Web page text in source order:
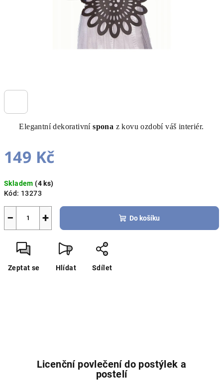
Elegantní dekorativníspona z kovu ozdobí váš interiér.
149 Kč
cena:
Skladem(4 ks)
Kód: 13273
+
− Do košíku
Zeptat se Hlídat Sdílet
Licenční povlečení do postýlek a
postelí